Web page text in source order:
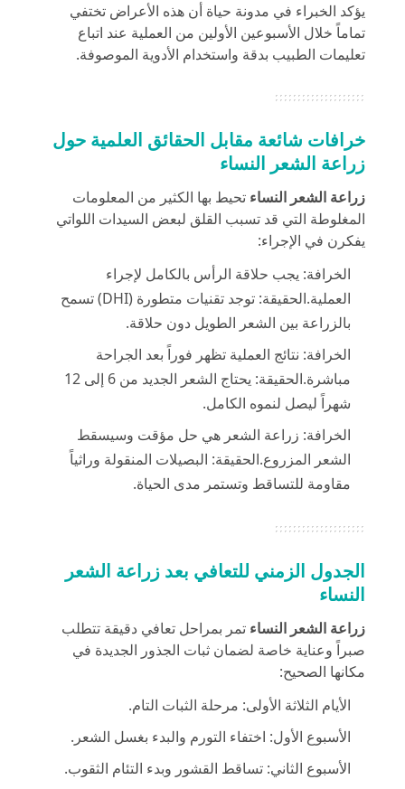
يؤكد الخبراء في مدونة حياة أن هذه الأعراض تختفي
تماماً خلال الأسبوعين الأولين من العملية عند اتباع
تعليمات الطبيب بدقة واستخدام الأدوية الموصوفة.
خرافات شائعة مقابل الحقائق العلمية حول
زراعة الشعر النساء
زراعة الشعر النساء تحيط بها الكثير من المعلومات
المغلوطة التي قد تسبب القلق لبعض السيدات اللواتي
يفكرن في الإجراء:
الخرافة: يجب حلاقة الرأس بالكامل لإجراء
العملية.الحقيقة: توجد تقنيات متطورة (DHI) تسمح
بالزراعة بين الشعر الطويل دون حلاقة.
الخرافة: نتائج العملية تظهر فوراً بعد الجراحة
مباشرة.الحقيقة: يحتاج الشعر الجديد من 6 إلى 12
شهراً ليصل لنموه الكامل.
الخرافة: زراعة الشعر هي حل مؤقت وسيسقط
الشعر المزروع.الحقيقة: البصيلات المنقولة وراثياً
مقاومة للتساقط وتستمر مدى الحياة.
الجدول الزمني للتعافي بعد زراعة الشعر
النساء
زراعة الشعر النساء تمر بمراحل تعافي دقيقة تتطلب
صبراً وعناية خاصة لضمان ثبات الجذور الجديدة في
مكانها الصحيح:
الأيام الثلاثة الأولى: مرحلة الثبات التام.
الأسبوع الأول: اختفاء التورم والبدء بغسل الشعر.
الأسبوع الثاني: تساقط القشور وبدء التئام الثقوب.